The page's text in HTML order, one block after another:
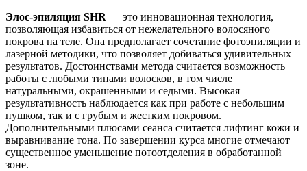
Элос-эпиляция SHR — это инновационная технология,
позволяющая избавиться от нежелательного волосяного
покрова на теле. Она предполагает сочетание фотоэпиляции и
лазерной методики, что позволяет добиваться удивительных
результатов. Достоинствами метода считается возможность
работы с любыми типами волосков, в том числе
натуральными, окрашенными и седыми. Высокая
результативность наблюдается как при работе с небольшим
пушком, так и с грубым и жестким покровом.
Дополнительными плюсами сеанса считается лифтинг кожи и
выравнивание тона. По завершении курса многие отмечают
существенное уменьшение потоотделения в обработанной
зоне.